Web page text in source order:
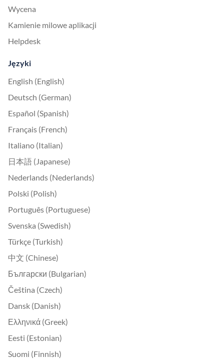
Wycena
Kamienie milowe aplikacji
Helpdesk
Języki
English (English)
Deutsch (German)
Español (Spanish)
Français (French)
Italiano (Italian)
日本語 (Japanese)
Nederlands (Nederlands)
Polski (Polish)
Português (Portuguese)
Svenska (Swedish)
Türkçe (Turkish)
中文 (Chinese)
Български (Bulgarian)
Čeština (Czech)
Dansk (Danish)
Ελληνικά (Greek)
Eesti (Estonian)
Suomi (Finnish)